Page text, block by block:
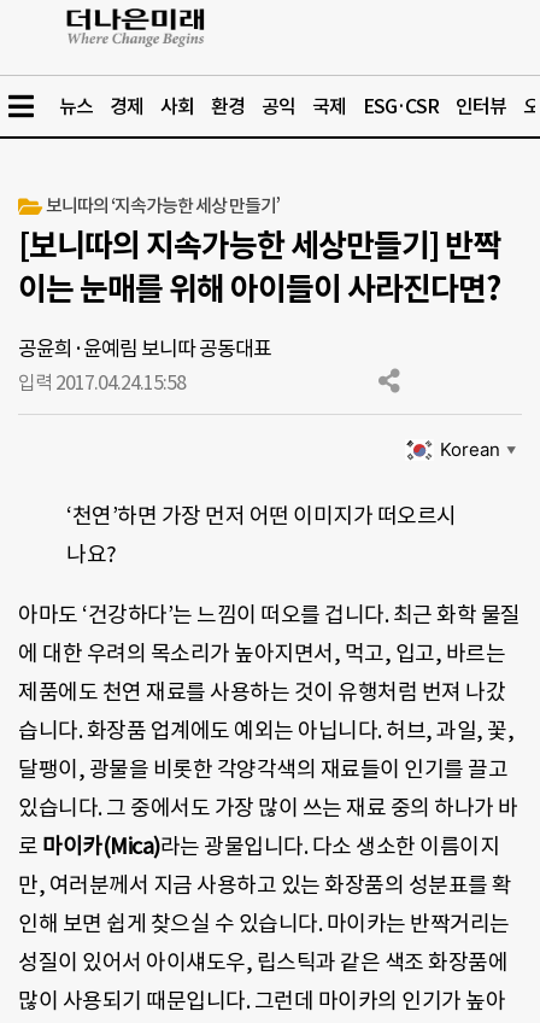
뉴스 경제 사회 환경 공익 국제 ESG·CSR 인터뷰
보니따의 ‘지속가능한 세상 만들기’
[보니따의 지속가능한 세상만들기] 반짝
이는 눈매를 위해 아이들이 사라진다면?
공윤희·윤예림 보니따 공동대표
입력 2017.04.24.15:58
Korean ▼
‘천연’하면 가장 먼저 어떤 이미지가 떠오르시
나요?
아마도 ‘건강하다’는 느낌이 떠오를 겁니다. 최근 화학 물질
에 대한 우려의 목소리가 높아지면서, 먹고, 입고, 바르는
제품에도 천연 재료를 사용하는 것이 유행처럼 번져 나갔
습니다. 화장품 업계에도 예외는 아닙니다. 허브, 과일, 꽃,
달팽이, 광물을 비롯한 각양각색의 재료들이 인기를 끌고
있습니다. 그 중에서도 가장 많이 쓰는 재료 중의 하나가 바
로 마이카(Mica)라는 광물입니다. 다소 생소한 이름이지
만, 여러분께서 지금 사용하고 있는 화장품의 성분표를 확
인해 보면 쉽게 찾으실 수 있습니다. 마이카는 반짝거리는
성질이 있어서 아이섀도우, 립스틱과 같은 색조 화장품에
많이 사용되기 때문입니다. 그런데 마이카의 인기가 높아